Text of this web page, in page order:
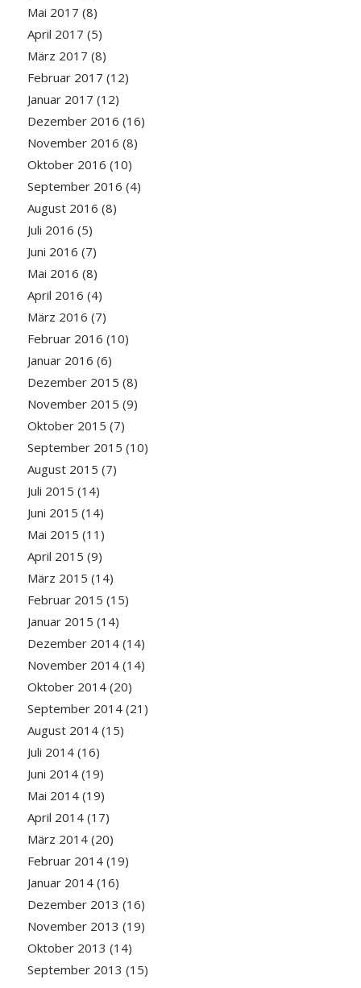
Mai 2017 (8)
April 2017 (5)
März 2017 (8)
Februar 2017 (12)
Januar 2017 (12)
Dezember 2016 (16)
November 2016 (8)
Oktober 2016 (10)
September 2016 (4)
August 2016 (8)
Juli 2016 (5)
Juni 2016 (7)
Mai 2016 (8)
April 2016 (4)
März 2016 (7)
Februar 2016 (10)
Januar 2016 (6)
Dezember 2015 (8)
November 2015 (9)
Oktober 2015 (7)
September 2015 (10)
August 2015 (7)
Juli 2015 (14)
Juni 2015 (14)
Mai 2015 (11)
April 2015 (9)
März 2015 (14)
Februar 2015 (15)
Januar 2015 (14)
Dezember 2014(14)
November 2014(14)
Oktober 2014(20)
September 2014(21)
August 2014(15)
Juli 2014(16)
Juni 2014(19)
Mai 2014(19)
April 2014(17)
März 2014(20)
Februar 2014(19)
Januar 2014(16)
Dezember 2013 (16)
November 2013 (19)
Oktober 2013 (14)
September 2013 (15)